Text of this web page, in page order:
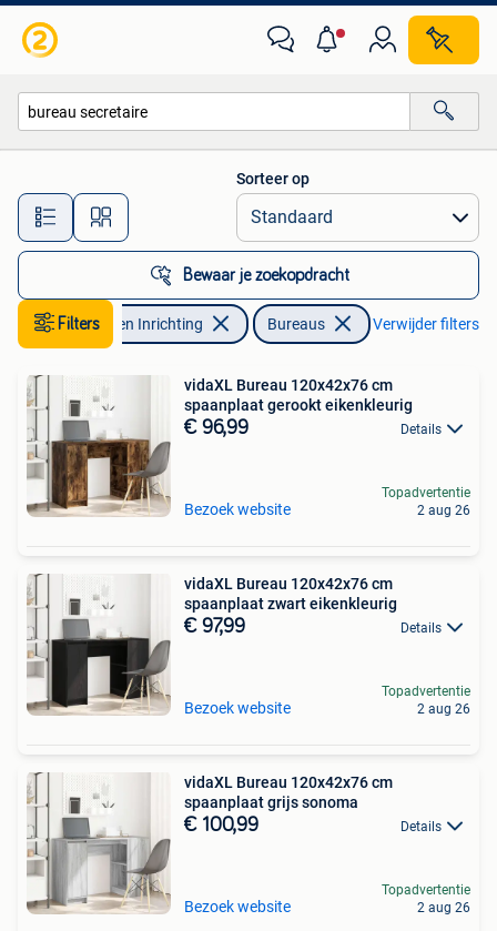
Alle afstanden…
Sorteer op
Bewaar je zoekopdracht
FiltersHuis en Inrichting Bureaus Verwijder filters
vidaXL Bureau 120x42x76 cm
spaanplaat gerookt eikenkleurig
€ 96,99 Details
Bezoek website
Topadvertentie
2 aug 26
vidaXL Bureau 120x42x76 cm
spaanplaat zwart eikenkleurig
€ 97,99 Details
Bezoek website
Topadvertentie
2 aug 26
vidaXL Bureau 120x42x76 cm
spaanplaat grijs sonoma
€ 100,99 Details
Bezoek website
Topadvertentie
2 aug 26